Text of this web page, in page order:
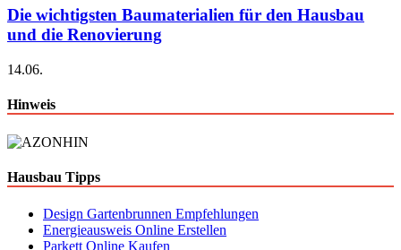
Die wichtigsten Baumaterialien für den Hausbau
und die Renovierung
14.06.
Hinweis
Hausbau Tipps
Design Gartenbrunnen Empfehlungen
Energieausweis Online Erstellen
Parkett Online Kaufen